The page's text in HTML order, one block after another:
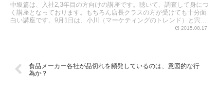
中級篇は、入社2,3年目の方向けの講座です。聴いて、調査して身につ
く講座となっております。もちろん店長クラスの方が受けても十分面
白い講座です。9月1日は、小川（マーケティングのトレンド）と宍戸
2015.08.17
食品メーカー各社が品切れを頻発しているのは、意図的な行
為か？